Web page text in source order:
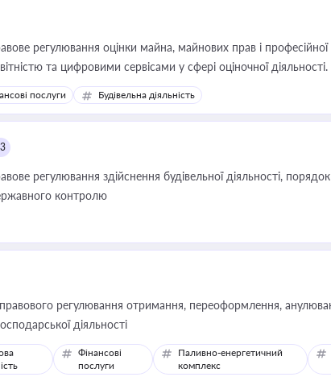
регулювання оцінки майна, майнових прав і професійної
та цифровими сервісами у сфері оціночної
для власника бізнесу, керівника, юриста або бухгалтера
майна, корпоративних угод і перевірки статусу суб'єктів
послуги Будівельна діяльність
регулювання здійснення будівельної діяльності,
контролю
регулювання отримання, переоформлення,
діяльності
Фінансові
послуги
Паливно-енергетичний
комплекс